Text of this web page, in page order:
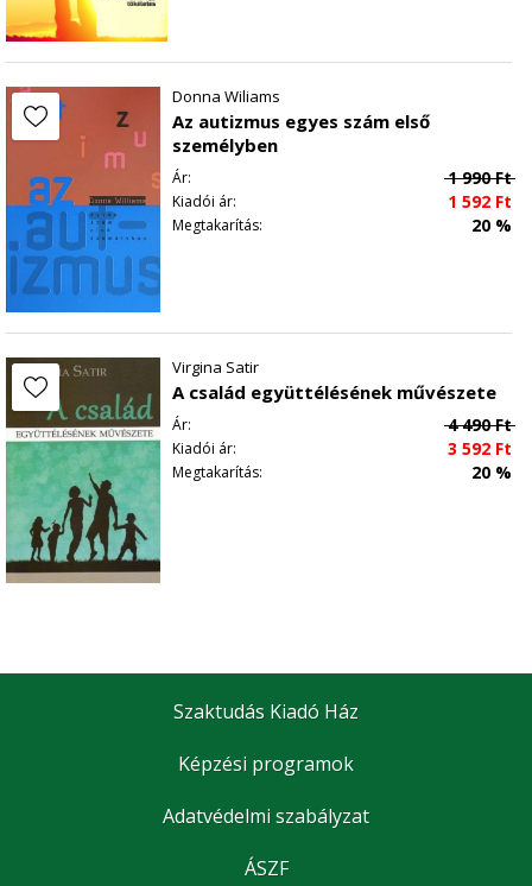
Donna Wiliams
Az autizmus egyes szám első
személyben
Ár: 1 990Ft
Kiadói ár: 1 592 Ft
Megtakarítás: 20 %
Virgina Satir
A család együttélésének művészete
Ár: 4 490Ft
Kiadói ár: 3 592 Ft
Megtakarítás: 20 %
Szaktudás Kiadó Ház
Képzési programok
Adatvédelmi szabályzat
ÁSZF